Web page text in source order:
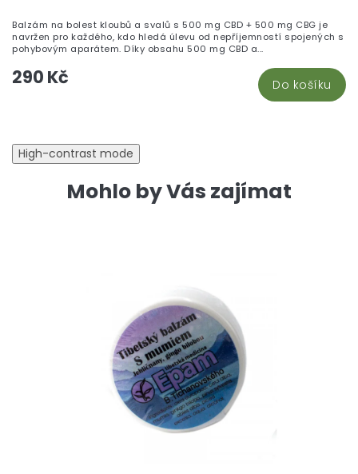
290 Kč Do košíku
Balzám na bolest kloubů a svalů s 500 mg CBD + 500 mg CBG je
navržen pro každého, kdo hledá úlevu od nepříjemností spojených s
pohybovým aparátem. Díky obsahu 500 mg CBD a...
High-contrast mode
Mohlo by Vás zajímat